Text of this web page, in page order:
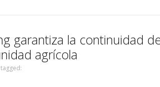
garantiza la continuidad
agrícola
tagged: